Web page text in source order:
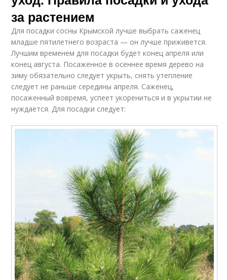
за растением
Для посадки сосны Крымской лучше выбрать саженец
младше пятилетнего возраста — он лучше приживется.
Лучшим временем для посадки будет конец апреля или
конец августа. Посаженное в осеннее время дерево на
зиму обязательно следует укрыть, снять утепление
следует не раньше середины апреля. Саженец,
посаженный вовремя, успеет укорениться и в укрытии не
нуждается. Для посадки следует: